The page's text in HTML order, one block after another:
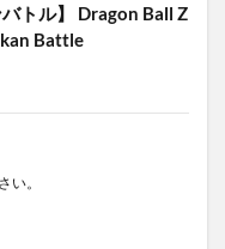
バトル】 Dragon Ball Z
Battle
い。